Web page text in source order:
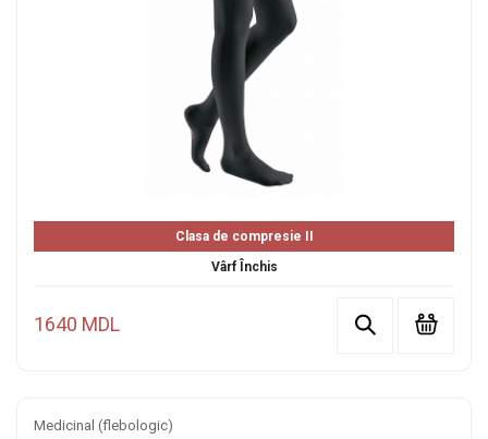
Clasa de compresie II
Vârf Închis
1640 MDL
Medicinal (flebologic)